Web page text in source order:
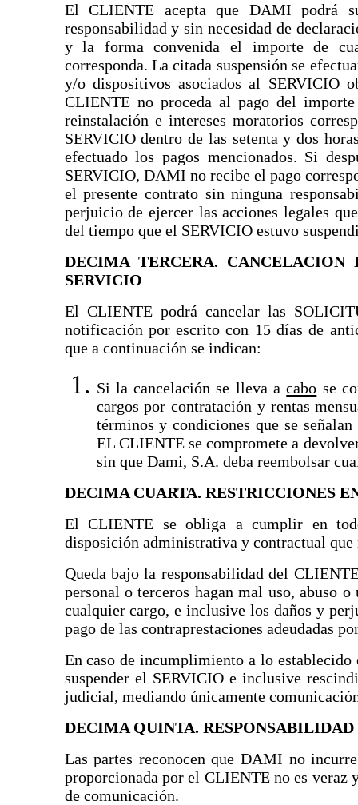
El CLIENTE acepta que DAMI podrá
responsabilidad y sin necesidad de
y la forma convenida el importe de
corresponda. La citada suspensión se
y/o dispositivos asociados al SERVICIO
CLIENTE no proceda al pago del
reinstalación e intereses moratorios
SERVICIO dentro de las setenta y dos
efectuado los pagos mencionados. Si
SERVICIO, DAMI no recibe el pago
el presente contrato sin ninguna
perjuicio de ejercer las acciones legales
del tiempo que el SERVICIO estuvo
DECIMA TERCERA.
SERVICIO
El CLIENTE podrá cancelar las
notificación por escrito con 15 días de
que a continuación se indican:
Si la cancelación se lleva acabo se
cargos por contratación y rentas
términos y condiciones que se
EL CLIENTE se compromete a
sin que Dami, S.A. deba reembolsar
DECIMA CUARTA. RESTRICCIONES
El CLIENTE se obliga a cumplir en
disposición administrativa y contractual
Queda bajo la responsabilidad del
personal o terceros hagan mal uso, abuso
cualquier cargo, e inclusive los daños y
pago de las contraprestaciones adeudadas
En caso de incumplimiento a lo
suspender el SERVICIO e inclusive
judicial, mediando únicamente
DECIMA QUINTA. RESPONSABILIDAD
Las partes reconocen que DAMI no
proporcionada por el CLIENTE no es veraz
de comunicación.